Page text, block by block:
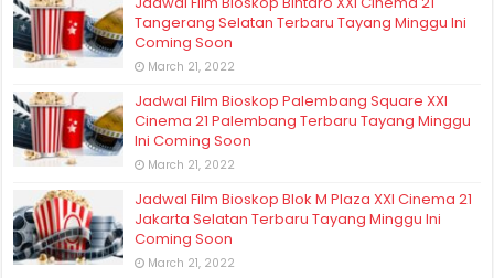
Tangerang Selatan Terbaru Tayang Minggu Ini
Coming Soon
March 21, 2022
Jadwal Film Bioskop Palembang Square XXI
Cinema 21 Palembang Terbaru Tayang Minggu
Ini Coming Soon
March 21, 2022
Jadwal Film Bioskop Blok M Plaza XXI Cinema 21
Jakarta Selatan Terbaru Tayang Minggu Ini
Coming Soon
March 21, 2022